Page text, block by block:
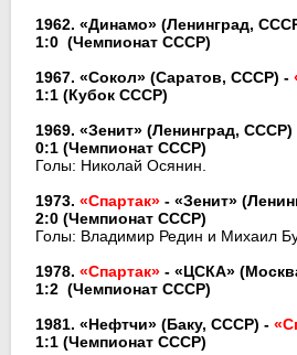
1962. «Динамо» (Ленинград,
1:0 (Чемпионат СССР)
1967. «Сокол» (Саратов, СССР) -
1:1 (Кубок СССР)
1969. «Зенит» (Ленинград, СССР)
0:1 (Чемпионат СССР)
Голы: Николай Осянин.
1973. «Спартак» - «Зенит»
2:0 (Чемпионат СССР)
Голы: Владимир Редин и Михаил
1978. «Спартак» - «ЦСКА»
1:2 (Чемпионат СССР)
1981. «Нефтчи» (Баку, СССР) -
1:1 (Чемпионат СССР)